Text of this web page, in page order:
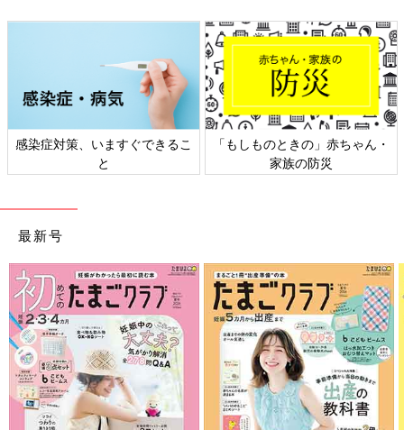
感染症対策、いますぐできるこ
と
「もしものときの」赤ちゃん・
家族の防災
最新号